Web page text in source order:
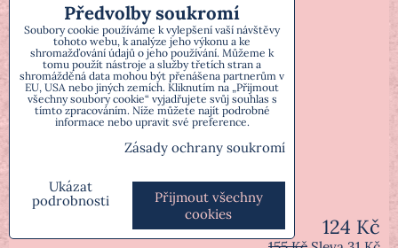
Svíce figurální černá muž
124 Kč
Předvolby soukromí
Soubory cookie používáme k vylepšení vaší návštěvy
tohoto webu, k analýze jeho výkonu a ke
shromažďování údajů o jeho používání. Můžeme k
tomu použít nástroje a služby třetích stran a
shromážděná data mohou být přenášena partnerům v
EU, USA nebo jiných zemích. Kliknutím na „Přijmout
všechny soubory cookie“ vyjadřujete svůj souhlas s
tímto zpracováním. Níže můžete najít podrobné
informace nebo upravit své preference.
Zásady ochrany soukromí
Ukázat
podrobnosti
Přijmout všechny
cookies